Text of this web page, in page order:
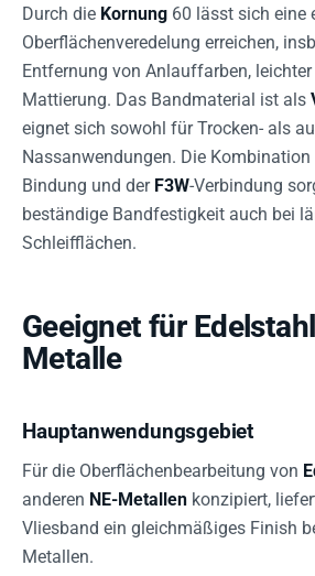
Durch die Kornung 60 lässt sich eine
Oberflächenveredelung erreichen,
Entfernung von Anlauffarben,
Mattierung. Das Bandmaterial ist als
eignet sich sowohl für Trocken- als
Nassanwendungen. Die Kombination
Bindung und der F3W-Verbindung
beständige Bandfestigkeit auch bei
Schleifflächen.
Geeignet für
Metalle
Hauptanwendungsgebiet
Für die Oberflächenbearbeitung von
anderen NE-Metallen konzipiert,
Vliesband ein gleichmäßiges Finish
Metallen.